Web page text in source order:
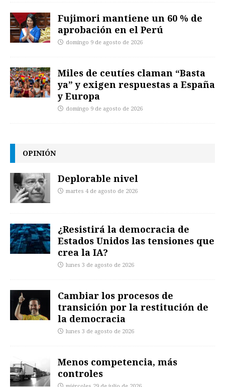
Fujimori mantiene un 60 % de
aprobación en el Perú
domingo 9 de agosto de 2026
Miles de ceutíes claman “Basta
ya” y exigen respuestas a España
y Europa
domingo 9 de agosto de 2026
OPINIÓN
Deplorable nivel
martes 4 de agosto de 2026
¿Resistirá la democracia de
Estados Unidos las tensiones que
crea la IA?
lunes 3 de agosto de 2026
Cambiar los procesos de
transición por la restitución de
la democracia
lunes 3 de agosto de 2026
Menos competencia, más
controles